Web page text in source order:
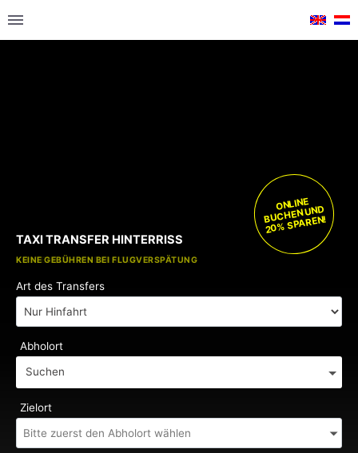
KOSTENLOSE KINDERSITZE
KEINE GEBÜHREN BEI FLUGVERSPÄTUNG
TAXI TRANSFER HINTERRISS
ONLINE
BUCHEN UND
20% SPAREN!
Art des Transfers
Abholort
Suchen
Zielort